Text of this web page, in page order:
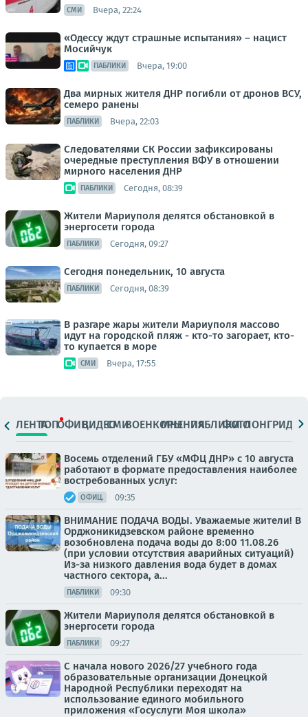
СМИ Вчера, 22:24
«Одессу ждут страшные испытания» – нацист
Мосийчук
ПАБЛИКИ Вчера, 19:00
Два мирных жителя ДНР погибли от дронов ВСУ,
семеро ранены
ПАБЛИКИ Вчера, 22:03
Следователями СК России зафиксированы
очередные преступления ВФУ в отношении
мирного населения ДНР
ПАБЛИКИ Сегодня, 08:39
Жители Мариуполя делятся обстановкой в
энергосети города
ПАБЛИКИ Сегодня, 09:27
Сегодня понедельник, 10 августа
ПАБЛИКИ Сегодня, 08:39
В разгаре жары жители Мариуполя массово
идут на городской пляж - кто-то загорает, кто-
то купается в море
СМИ Вчера, 17:55
ЛЕНТАТОПОФИЦ.ВИДЕОСМИВОЕНКОРЫМНЕНИЯПАБЛИКИ
ФОТОЛОНГРИДЫ
Восемь отделений ГБУ «МФЦ ДНР» с 10 августа
работают в формате предоставления наиболее
востребованных услуг:
ОФИЦ. 09:35
ВНИМАНИЕ ПОДАЧА ВОДЫ. Уважаемые жители! В
Орджоникидзевском районе временно
возобновлена подача воды до 8:00 11.08.26
(при условии отсутствия аварийных ситуаций)
Из-за низкого давления вода будет в домах
частного сектора, а...
ПАБЛИКИ 09:30
Жители Мариуполя делятся обстановкой в
энергосети города
ПАБЛИКИ 09:27
С начала нового 2026/27 учебного года
образовательные организации Донецкой
Народной Республики переходят на
использование единого мобильного
приложения «Госуслуги Моя школа»